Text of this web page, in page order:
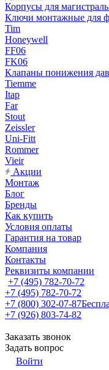
Корпусы для
Ключи монтажные для
Tim
Honeywell
FF06
FK06
Клапаны понижения
Tiemme
Itap
Far
Stout
Zeissler
Uni-Fitt
Rommer
Vieir
Акции
Монтаж
Блог
Бренды
Как купить
Условия оплаты
Гарантия на товар
Компания
Контакты
Реквизиты компании
+7 (495) 782-70-72
+7 (495) 782-70-72
+7 (800) 302-07-87
+7 (926) 803-74-82
Заказать звонок
Задать вопрос
Войти